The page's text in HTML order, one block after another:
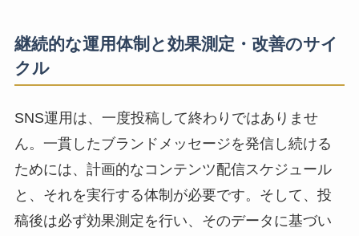
継続的な運用体制と効果測定・改善のサイ
クル
SNS運用は、一度投稿して終わりではありませ
ん。一貫したブランドメッセージを発信し続ける
ためには、計画的なコンテンツ配信スケジュール
と、それを実行する体制が必要です。そして、投
稿後は必ず効果測定を行い、そのデータに基づい